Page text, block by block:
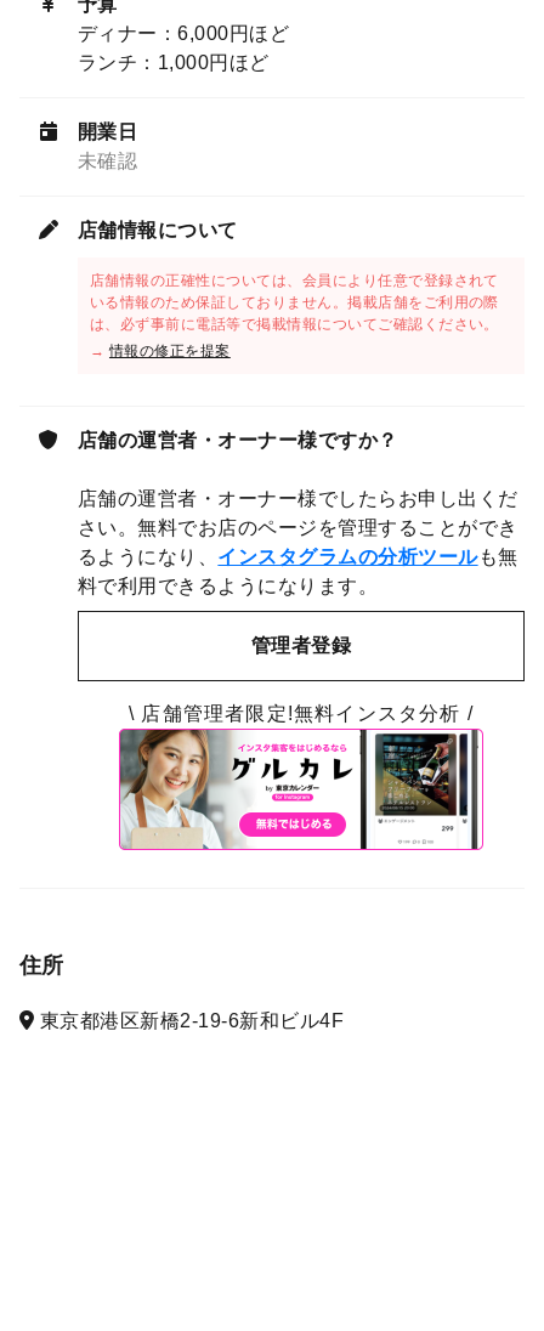
予算
ディナー：6,000円ほど
ランチ：1,000円ほど
開業日
未確認
店舗情報について
店舗情報の正確性については、会員により任意で登録されて
いる情報のため保証しておりません。掲載店舗をご利用の際
は、必ず事前に電話等で掲載情報についてご確認ください。
→情報の修正を提案
店舗の運営者・オーナー様ですか？
店舗の運営者・オーナー様でしたらお申し出くだ
さい。無料でお店のページを管理することができ
るようになり、 インスタグラムの分析ツールも無
料で利用できるようになります。
管理者登録
\ 店舗管理者限定!無料インスタ分析 /
住所
東京都港区新橋2-19-6新和ビル4F